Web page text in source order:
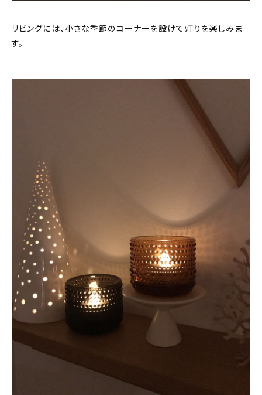
リビングには、小さな季節のコーナーを設けて灯りを楽しみま
す。